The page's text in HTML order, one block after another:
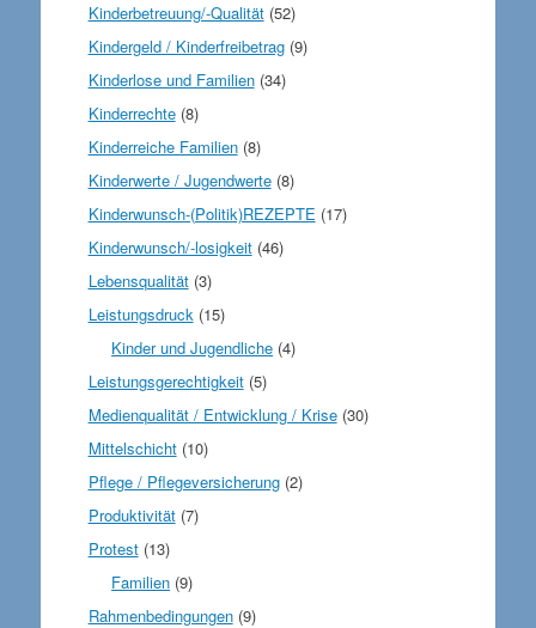
Kinderbetreuung/-Qualität(52)
Kindergeld / Kinderfreibetrag(9)
Kinderlose und Familien(34)
Kinderrechte(8)
Kinderreiche Familien(8)
Kinderwerte / Jugendwerte(8)
Kinderwunsch-(Politik)REZEPTE (17)
Kinderwunsch/-losigkeit(46)
Lebensqualität(3)
Leistungsdruck(15)
Kinder und Jugendliche (4)
Leistungsgerechtigkeit(5)
Medienqualität / Entwicklung / Krise(30)
Mittelschicht(10)
Pflege / Pflegeversicherung(2)
Produktivität(7)
Protest(13)
Familien (9)
Rahmenbedingungen(9)